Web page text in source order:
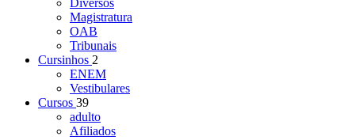
Magistratura
OAB
Tribunais
Cursinhos 2
ENEM
Vestibulares
Cursos 39
adulto
Afiliados